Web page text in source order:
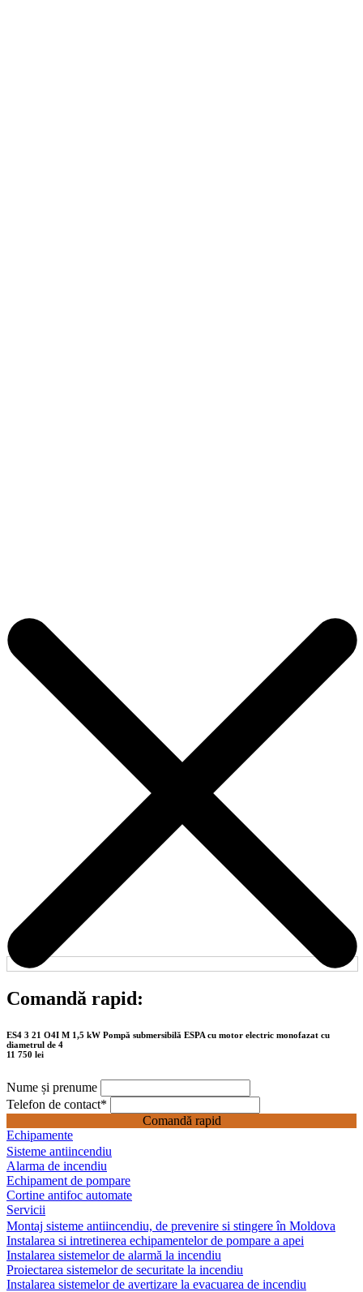
Comandă rapid:
ES4 3 21 O4I M 1,5 kW Pompă submersibilă ESPA cu motor electric monofazat cu
diametrul de 4
11 750 lei
Nume și prenume
Telefon de contact*
Comandă rapid
Echipamente
Sisteme antiincendiu
Alarma de incendiu
Echipament de pompare
Cortine antifoc automate
Servicii
Montaj sisteme antiincendiu, de prevenire si stingere în Moldova
Instalarea si intretinerea echipamentelor de pompare a apei
Instalarea sistemelor de alarmă la incendiu
Proiectarea sistemelor de securitate la incendiu
Instalarea sistemelor de avertizare la evacuarea de incendiu